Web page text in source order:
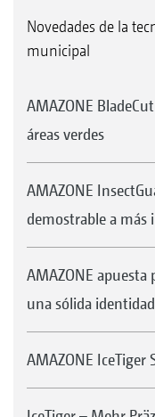
Novedades de la
municipal
AMAZONE
áreas verdes
AMAZONE
demostrable a más
AMAZONE apuesta
una sólida
AMAZONE IceTiger